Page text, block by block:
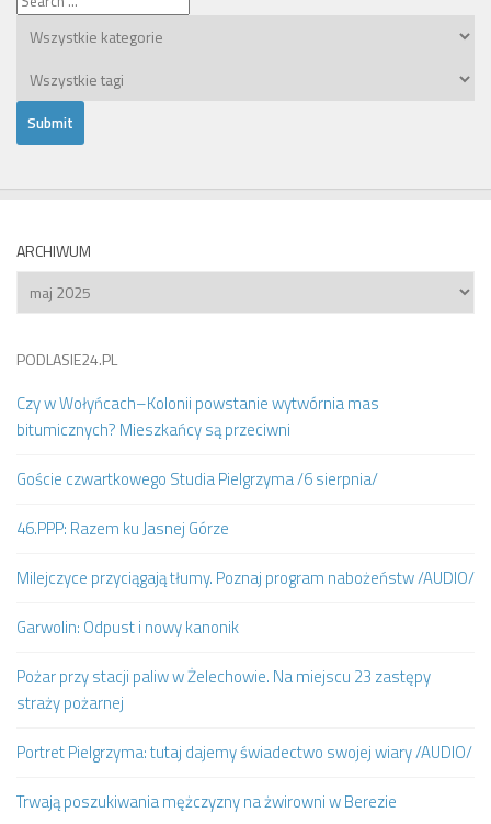
ARCHIWUM
Archiwum
PODLASIE24.PL
Czy w Wołyńcach–Kolonii powstanie wytwórnia mas
bitumicznych? Mieszkańcy są przeciwni
Goście czwartkowego Studia Pielgrzyma /6 sierpnia/
46.PPP: Razem ku Jasnej Górze
Milejczyce przyciągają tłumy. Poznaj program nabożeństw /AUDIO/
Garwolin: Odpust i nowy kanonik
Pożar przy stacji paliw w Żelechowie. Na miejscu 23 zastępy
straży pożarnej
Portret Pielgrzyma: tutaj dajemy świadectwo swojej wiary /AUDIO/
Trwają poszukiwania mężczyzny na żwirowni w Berezie